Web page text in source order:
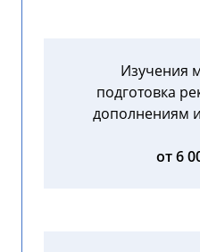
Изучения
подготовка
дополнениям
от 6